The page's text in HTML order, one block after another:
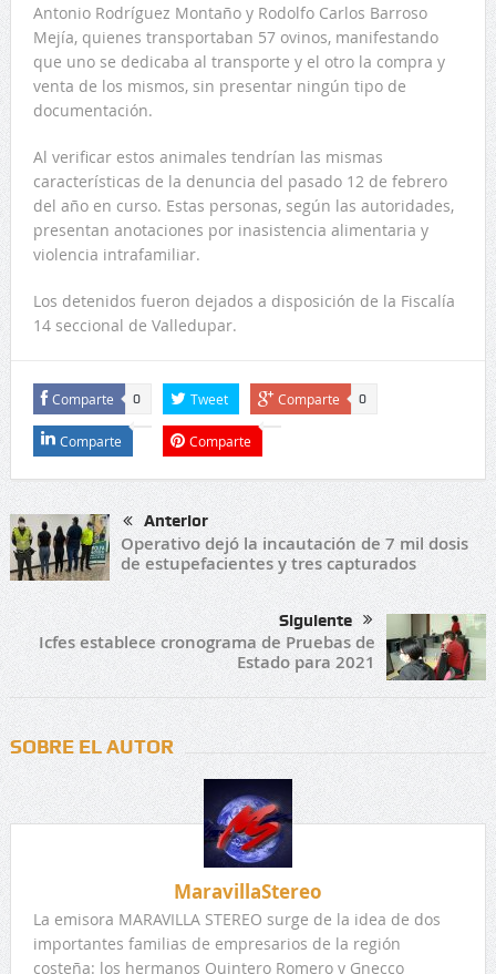
Antonio Rodríguez Montaño y Rodolfo Carlos Barroso
Mejía, quienes transportaban 57 ovinos, manifestando
que uno se dedicaba al transporte y el otro la compra y
venta de los mismos, sin presentar ningún tipo de
documentación.
Al verificar estos animales tendrían las mismas
características de la denuncia del pasado 12 de febrero
del año en curso. Estas personas, según las autoridades,
presentan anotaciones por inasistencia alimentaria y
violencia intrafamiliar.
Los detenidos fueron dejados a disposición de la Fiscalía
14 seccional de Valledupar.
Comparte 0 Tweet Comparte 0
Comparte Comparte
Anterior
Operativo dejó la incautación de 7 mil dosis
de estupefacientes y tres capturados
Siguiente
Icfes establece cronograma de Pruebas de
Estado para 2021
SOBRE EL AUTOR
MaravillaStereo
La emisora MARAVILLA STEREO surge de la idea de dos
importantes familias de empresarios de la región
costeña: los hermanos Quintero Romero y Gnecco